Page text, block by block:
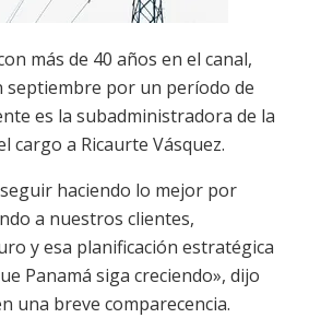
más de 40 años en el canal,
septiembre por un período de
es la subadministradora de la
cargo a Ricaurte Vásquez.
haciendo lo mejor por
a nuestros clientes,
y esa planificación estratégica
Panamá siga creciendo», dijo
una breve comparecencia.